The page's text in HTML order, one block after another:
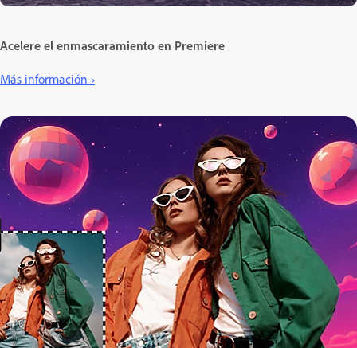
Acelere el enmascaramiento en Premiere
Más información ›